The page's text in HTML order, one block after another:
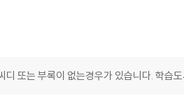
디 또는 부록이 없는경우가 있습니다. 학습